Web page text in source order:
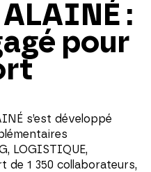
:
pour
s’est développé
LOGISTIQUE,
de 1 350 collaborateurs,